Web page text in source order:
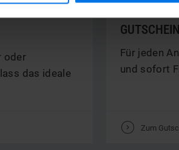
oder
das ideale
Für jeden
und sofort
V Zum